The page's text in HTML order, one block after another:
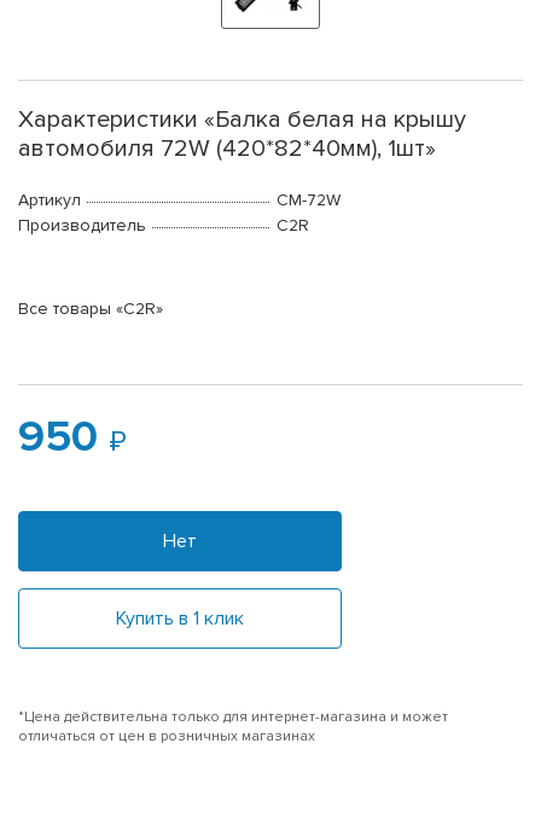
Характеристики «Балка белая на крышу
автомобиля 72W (420*82*40мм), 1шт»
Артикул
CM-72W
Производитель
C2R
Все товары «C2R»
950
Нет
Купить в 1 клик
*Цена действительна только для интернет-магазина и может
отличаться от цен в розничных магазинах